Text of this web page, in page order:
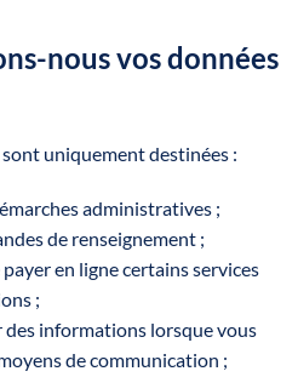
nous vos données
uniquement destinées :
administratives ;
de renseignement ;
en ligne certains services
;
informations lorsque vous
de communication ;